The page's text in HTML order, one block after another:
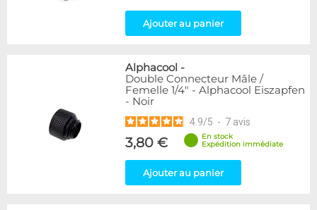
Ajouter au panier
Alphacool -
Double Connecteur Mâle /
Femelle 1/4" - Alphacool Eiszapfen
- Noir
4.9/5 - 7 avis
3,80 €
En stock
Expédition immédiate
Ajouter au panier